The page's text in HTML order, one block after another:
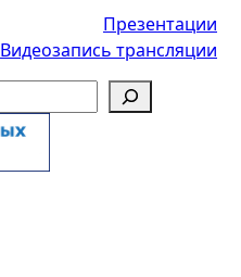
Презентации
Видеозапись трансляции